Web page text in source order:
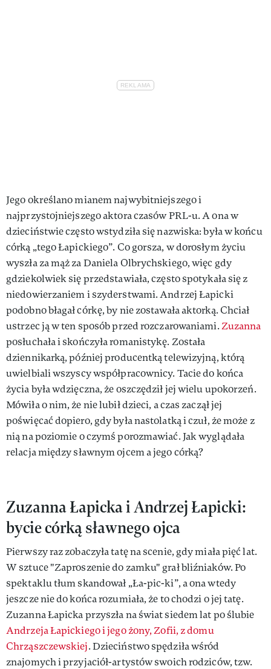
Jego określano mianem najwybitniejszego i
najprzystojniejszego aktora czasów PRL-u. A ona w
dzieciństwie często wstydziła się nazwiska: była w końcu
córką „tego Łapickiego”. Co gorsza, w dorosłym życiu
wyszła za mąż za Daniela Olbrychskiego, więc gdy
gdziekolwiek się przedstawiała, często spotykała się z
niedowierzaniem i szyderstwami. Andrzej Łapicki
podobno błagał córkę, by nie zostawała aktorką. Chciał
ustrzec ją w ten sposób przed rozczarowaniami.Zuzanna
posłuchała i skończyła romanistykę. Została
dziennikarką, później producentką telewizyjną, którą
uwielbiali wszyscy współpracownicy. Tacie do końca
życia była wdzięczna, że oszczędził jej wielu upokorzeń.
Mówiła o nim, że nie lubił dzieci, a czas zaczął jej
poświęcać dopiero, gdy była nastolatką i czuł, że może z
nią na poziomie o czymś porozmawiać. Jak wyglądała
relacja między sławnym ojcem a jego córką?
Zuzanna Łapicka i Andrzej Łapicki:
bycie córką sławnego ojca
Pierwszy raz zobaczyła tatę na scenie, gdy miała pięć lat.
W sztuce "Zaproszenie do zamku" grał bliźniaków. Po
spektaklu tłum skandował „Ła-pic-ki”, a ona wtedy
jeszcze nie do końca rozumiała, że to chodzi o jej tatę.
Zuzanna Łapicka przyszła na świat siedem lat po ślubie
Andrzeja Łapickiego i jego żony, Zofii, z domu
Chrząszczewskiej. Dzieciństwo spędziła wśród
znajomych i przyjaciół-artystów swoich rodziców, tzw.